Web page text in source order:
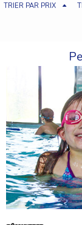
TRIER PAR PRIX